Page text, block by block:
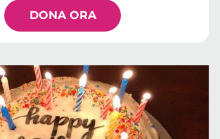
DONA ORA